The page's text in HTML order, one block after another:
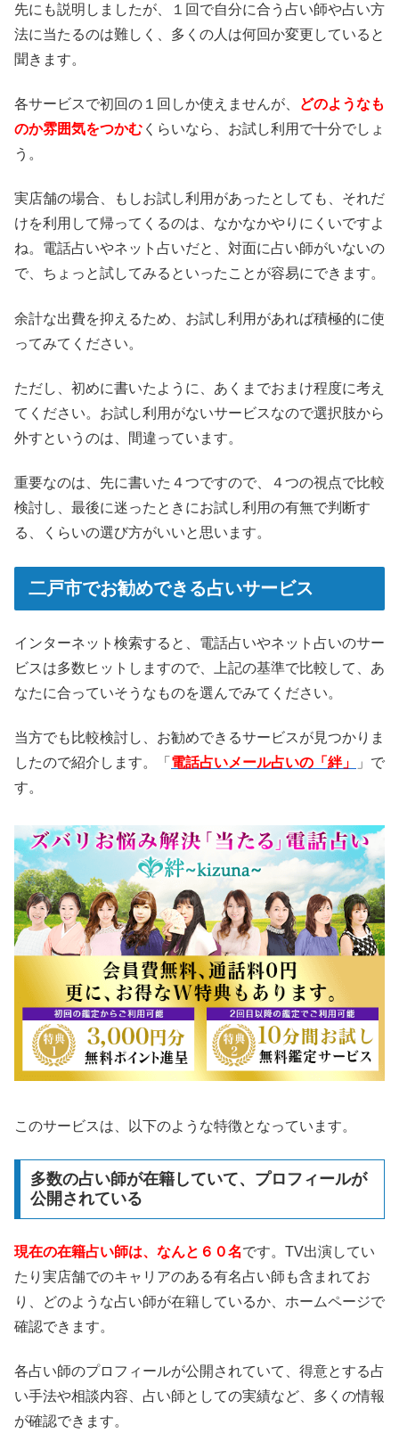
先にも説明しましたが、１回で自分に合う占い師や占い方
法に当たるのは難しく、多くの人は何回か変更していると
聞きます。
各サービスで初回の１回しか使えませんが、
どのようなも
のか雰囲気をつかむ くらいなら、お試し利用で十分でしょ
う。
実店舗の場合、もしお試し利用があったとしても、それだ
けを利用して帰ってくるのは、なかなかやりにくいですよ
ね。電話占いやネット占いだと、対面に占い師がいないの
で、ちょっと試してみるといったことが容易にできます。
余計な出費を抑えるため、お試し利用があれば積極的に使
ってみてください。
ただし、初めに書いたように、あくまでおまけ程度に考え
てください。お試し利用がないサービスなので選択肢から
外すというのは、間違っています。
重要なのは、先に書いた４つですので、４つの視点で比較
検討し、最後に迷ったときにお試し利用の有無で判断す
る、くらいの選び方がいいと思います。
二戸市でお勧めできる占いサービス
インターネット検索すると、電話占いやネット占いのサー
ビスは多数ヒットしますので、上記の基準で比較して、あ
なたに合っていそうなものを選んでみてください。
当方でも比較検討し、お勧めできるサービスが見つかりま
したので紹介します。「 電話占いメール占いの「絆」
」で
す。
このサービスは、以下のような特徴となっています。
多数の占い師が在籍していて、プロフィールが
公開されている
現在の在籍占い師は、なんと６０名です。TV出演してい
たり実店舗でのキャリアのある有名占い師も含まれてお
り、どのような占い師が在籍しているか、ホームページで
確認できます。
各占い師のプロフィールが公開されていて、得意とする占
い手法や相談内容、占い師としての実績など、多くの情報
が確認できます。